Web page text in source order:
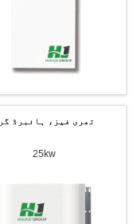
تھری فیز، ہائبرڈ
25kw